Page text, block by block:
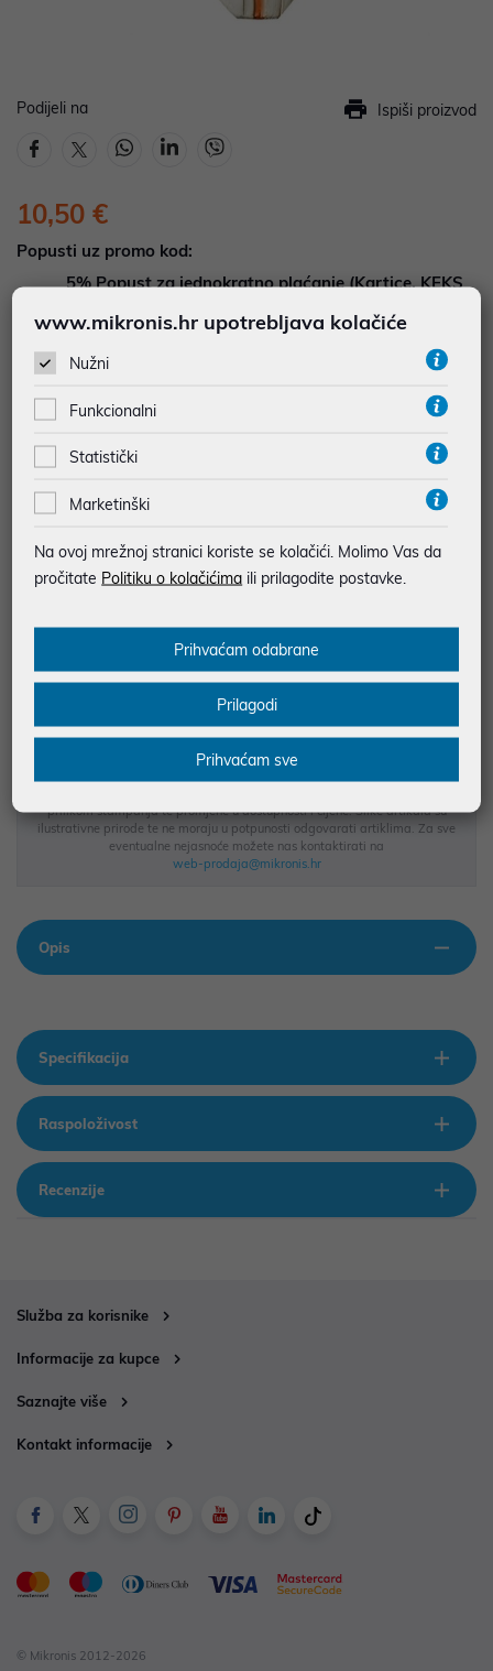
Podijeli na Ispiši proizvod
10,50 €
Popusti uz promo kod:
5%Popust za jednokratno plaćanje (Kartice, KEKS
pay, Virman, Gotovina, Crypto) uz promo kod
"POPUST" , popusti se međusobno ne zbrajaju
Dodajte u košaricu
najam za pravne osobe od 12 do 36 mj. već od
BESPLATNA DOSTAVA ZA NARUDŽBE IZNAD 66,36€
MOGUĆNOST PLAĆANJA NA RATE
prilikom štampanja te promjene u dostupnosti i cijene. Slike artikala su
ilustrativne prirode te ne moraju u potpunosti odgovarati artiklima. Za sve
eventualne nejasnoće možete nas kontaktirati na
web-prodaja@mikronis.hr
Opis
Specifikacija
Raspoloživost
Recenzije
Služba za korisnike
Informacije za kupce
Saznajte više
Kontakt informacije
© Mikronis 2012-2026
www.mikronis.hr upotrebljava kolačiće
Nužni
Funkcionalni
Statistički
Marketinški
Na ovoj mrežnoj stranici koriste se kolačići. Molimo Vas da
pročitate Politiku o kolačićima ili prilagodite postavke.
Prihvaćam odabrane
Prilagodi
Prihvaćam sve